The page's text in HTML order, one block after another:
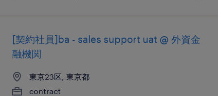
[契約社員]ba - sales support uat @ 外資金
融機関
東京23区, 東京都
contract